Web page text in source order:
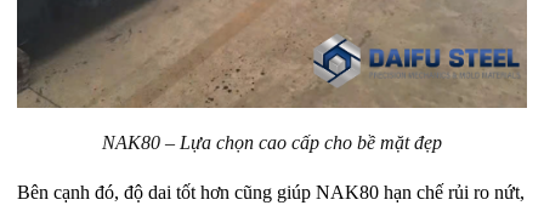
NAK80 – Lựa chọn cao cấp cho bề mặt đẹp
Bên cạnh đó, độ dai tốt hơn cũng giúp NAK80 hạn chế rủi ro nứt,